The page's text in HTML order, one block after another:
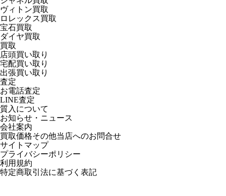
ヴィトン買取
ロレックス買取
宝石買取
ダイヤ買取
買取
店頭買い取り
宅配買い取り
出張買い取り
査定
お電話査定
LINE査定
質入について
お知らせ・ニュース
会社案内
買取価格その他当店へのお問合せ
サイトマップ
プライバシーポリシー
利用規約
特定商取引法に基づく表記